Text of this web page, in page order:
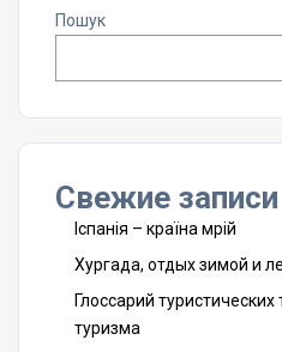
Пошук
Свежие записи
Іспанія – країна мрій
Хургада, отдых зимой и
Глоссарий
туризма